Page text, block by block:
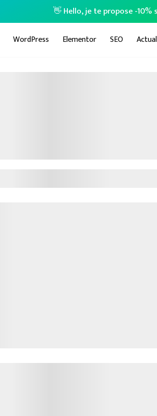
👋 Hello, je te propose -10%
WordPress Elementor SEO